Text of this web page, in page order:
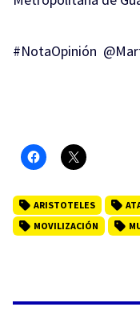
#NotaOpinión
ARISTOTELES
MOVILIZACIÓN